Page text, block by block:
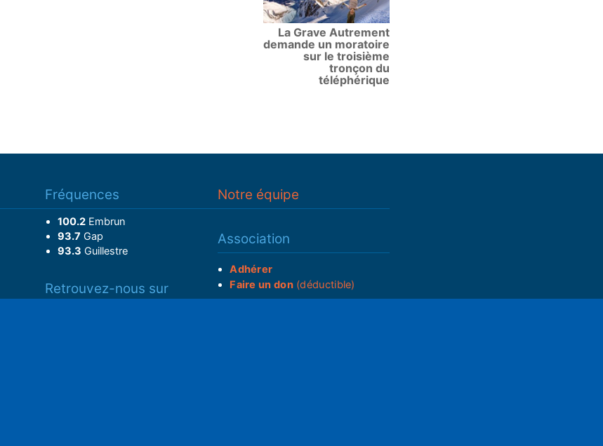
La Grave Autrement
demande un moratoire
sur le troisième
tronçon du
téléphérique
Fréquences
100.2Embrun
93.7 Gap
93.3 Guillestre
Retrouvez-nous sur
Notre équipe
Association
Adhérer
Faire un don(déductible)